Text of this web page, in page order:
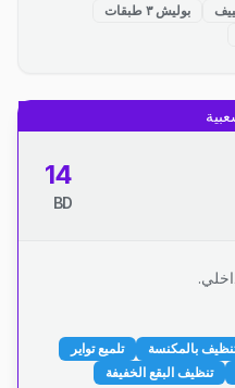
بوليش ٣ طبقات
14
BD
بالمكنسة
تلميع تواير
تنظيف البقع الخفيفة